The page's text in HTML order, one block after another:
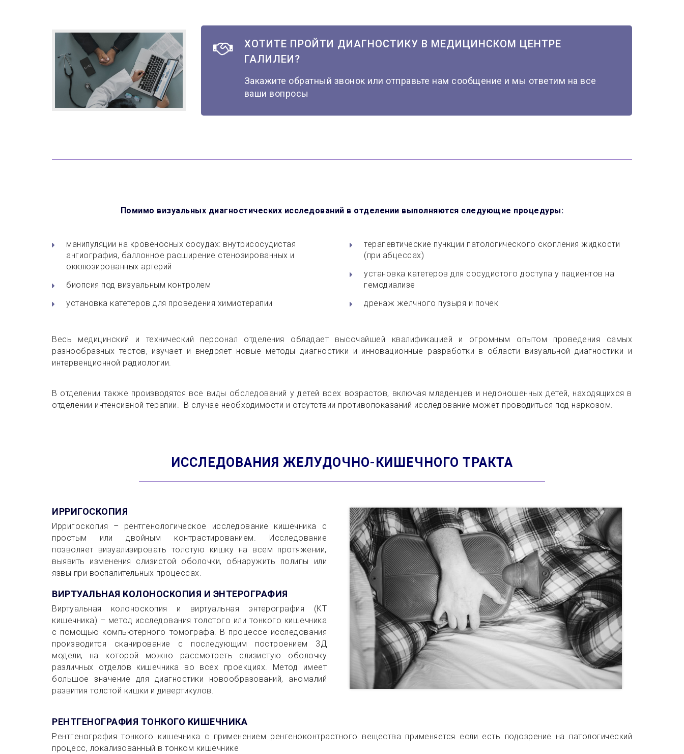
ХОТИТЕ ПРОЙТИ ДИАГНОСТИКУ В МЕДИЦИНСКОМ ЦЕНТРЕ
ГАЛИЛЕИ?
Закажите обратный звонок или отправьте нам сообщение и мы ответим на все
ваши вопросы
Помимо визуальных диагностических исследований в отделении выполняются следующие процедуры:
манипуляции на кровеносных сосудах: внутрисосудистая
ангиография, баллонное расширение стенозированных и
окклюзированных артерий
биопсия под визуальным контролем
установка катетеров для проведения химиотерапии
терапевтические пункции патологического скопления жидкости
(при абцессах)
установка катетеров для сосудистого доступа у пациентов на
гемодиализе
дренаж желчного пузыря и почек
Весь медицинский и технический персонал отделения обладает высочайшей квалификацией и огромным опытом проведения самых
разнообразных тестов, изучает и внедряет новые методы диагностики и инновационные разработки в области визуальной диагностики и
интервенционной радиологии.
В отделении также производятся все виды обследований у детей всех возрастов, включая младенцев и недоношенных детей, находящихся в
отделении интенсивной терапии. В случае необходимости и отсутствии противопоказаний исследование может проводиться под наркозом.
ИССЛЕДОВАНИЯ ЖЕЛУДОЧНО-КИШЕЧНОГО ТРАКТА
ИРРИГОСКОПИЯ
Ирригоскопия – рентгенологическое исследование кишечника с
простым или двойным контрастированием. Исследование
позволяет визуализировать толстую кишку на всем протяжении,
выявить изменения слизистой оболочки, обнаружить полипы или
язвы при воспалительных процессах.
ВИРТУАЛЬНАЯ КОЛОНОСКОПИЯ И ЭНТЕРОГРАФИЯ
Виртуальная колоноскопия и виртуальная энтерография (КТ
кишечника) – метод исследования толстого или тонкого кишечника
с помощью компьютерного томографа. В процессе исследования
производится сканирование с последующим построением 3Д
модели, на которой можно рассмотреть слизистую оболочку
различных отделов кишечника во всех проекциях. Метод имеет
большое значение для диагностики новообразований, аномалий
развития толстой кишки и дивертикулов.
РЕНТГЕНОГРАФИЯ ТОНКОГО КИШЕЧНИКА
Рентгенография тонкого кишечника с применением ренгеноконтрастного вещества применяется если есть подозрение на патологический
процесс, локализованный в тонком кишечнике